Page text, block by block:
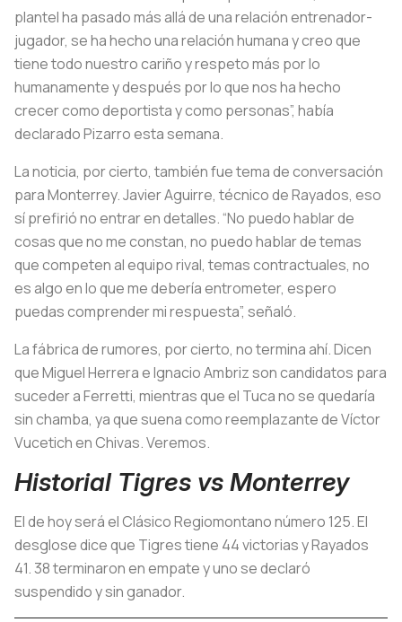
plantel ha pasado más allá de una relación entrenador-
jugador, se ha hecho una relación humana y creo que
tiene todo nuestro cariño y respeto más por lo
humanamente y después por lo que nos ha hecho
crecer como deportista y como personas”, había
declarado Pizarro esta semana.
La noticia, por cierto, también fue tema de conversación
para Monterrey. Javier Aguirre, técnico de Rayados, eso
sí prefirió no entrar en detalles. “No puedo hablar de
cosas que no me constan, no puedo hablar de temas
que competen al equipo rival, temas contractuales, no
es algo en lo que me debería entrometer, espero
puedas comprender mi respuesta”, señaló.
La fábrica de rumores, por cierto, no termina ahí. Dicen
que Miguel Herrera e Ignacio Ambriz son candidatos para
suceder a Ferretti, mientras que el Tuca no se quedaría
sin chamba, ya que suena como reemplazante de Víctor
Vucetich en Chivas. Veremos.
Historial Tigres vs Monterrey
El de hoy será el Clásico Regiomontano número 125. El
desglose dice que Tigres tiene 44 victorias y Rayados
41. 38 terminaron en empate y uno se declaró
suspendido y sin ganador.